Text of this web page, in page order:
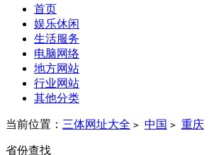
首页
娱乐休闲
生活服务
电脑网络
地方网站
行业网站
其他分类
当前位置： 三体网址大全 > 中国 > 重庆
省份查找